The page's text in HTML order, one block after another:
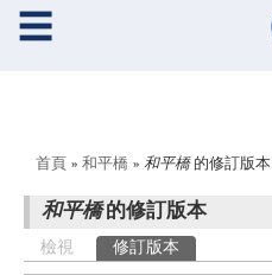
☰
您在這裡
首頁 » 和平橋 » 和平橋的修訂版本
和平橋的修訂版本
主要索引標籤
檢視 修訂版本